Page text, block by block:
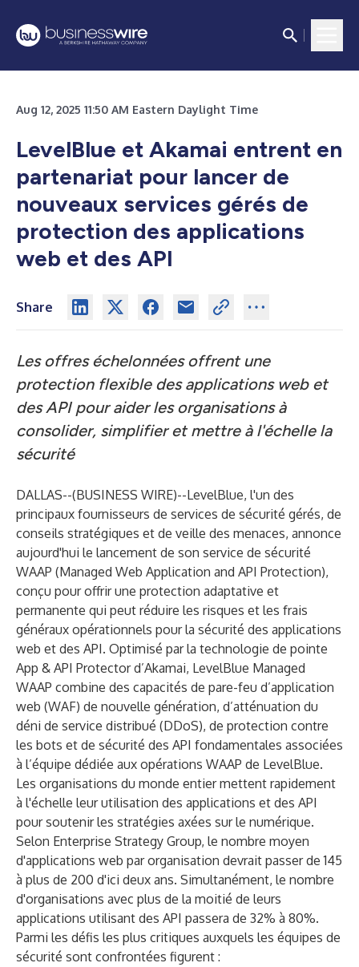
Aug 12, 2025 11:50 AM Eastern Daylight Time
LevelBlue et Akamai entrent en
partenariat pour lancer de
nouveaux services gérés de
protection des applications
web et des API
Share
Les offres échelonnées offrent une
protection flexible des applications web et
des API pour aider les organisations à
consolider, simplifier et mettre à l'échelle la
sécurité
DALLAS--(BUSINESS WIRE)--LevelBlue, l'un des
principaux fournisseurs de services de sécurité gérés, de
conseils stratégiques et de veille des menaces, annonce
aujourd'hui le lancement de son service de sécurité
WAAP (Managed Web Application and API Protection),
conçu pour offrir une protection adaptative et
permanente qui peut réduire les risques et les frais
généraux opérationnels pour la sécurité des applications
web et des API. Optimisé par la technologie de pointe
App & API Protector d’Akamai, LevelBlue Managed
WAAP combine des capacités de pare-feu d’application
web (WAF) de nouvelle génération, d’atténuation du
déni de service distribué (DDoS), de protection contre
les bots et de sécurité des API fondamentales associées
à l’équipe dédiée aux opérations WAAP de LevelBlue.
Les organisations du monde entier mettent rapidement
à l'échelle leur utilisation des applications et des API
pour soutenir les stratégies axées sur le numérique.
Selon Enterprise Strategy Group, le nombre moyen
d'applications web par organisation devrait passer de 145
à plus de 200 d'ici deux ans. Simultanément, le nombre
d'organisations avec plus de la moitié de leurs
applications utilisant des API passera de 32% à 80%.
Parmi les défis les plus critiques auxquels les équipes de
sécurité sont confrontées figurent :